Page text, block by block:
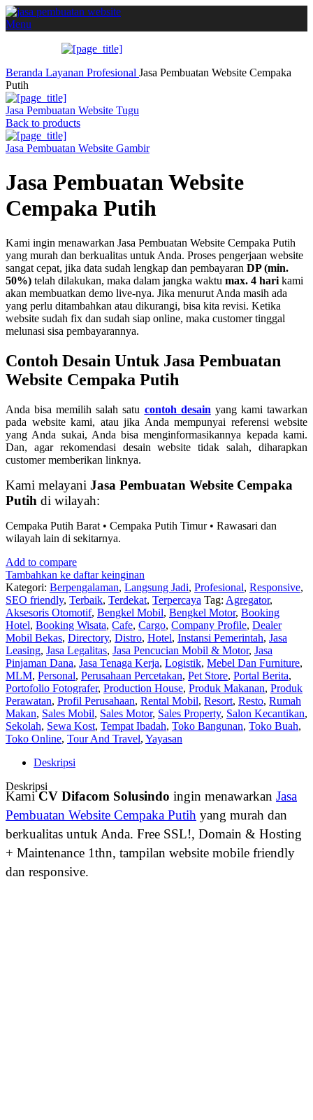
Menu
Beranda Layanan Profesional Jasa Pembuatan Website Cempaka
Putih
Jasa Pembuatan Website Tugu
Back to products
Jasa Pembuatan Website Gambir
Jasa Pembuatan Website
Cempaka Putih
Kami ingin menawarkan Jasa Pembuatan Website Cempaka Putih
yang murah dan berkualitas untuk Anda. Proses pengerjaan website
sangat cepat, jika data sudah lengkap dan pembayaran DP (min.
50%) telah dilakukan, maka dalam jangka waktu max. 4 hari kami
akan membuatkan demo live-nya. Jika menurut Anda masih ada
yang perlu ditambahkan atau dikurangi, bisa kita revisi. Ketika
website sudah fix dan sudah siap online, maka customer tinggal
melunasi sisa pembayarannya.
Contoh Desain Untuk Jasa Pembuatan
Website Cempaka Putih
Anda bisa memilih salah satu contoh desain yang kami tawarkan
pada website kami, atau jika Anda mempunyai referensi website
yang Anda sukai, Anda bisa menginformasikannya kepada kami.
Dan, agar rekomendasi desain website tidak salah, diharapkan
customer memberikan linknya.
Kami melayani Jasa Pembuatan Website Cempaka
Putih di wilayah:
Cempaka Putih Barat • Cempaka Putih Timur • Rawasari dan
wilayah lain di sekitarnya.
Add to compare
Tambahkan ke daftar keinginan
Kategori: Berpengalaman, Langsung Jadi, Profesional, Responsive,
SEO friendly, Terbaik, Terdekat, Terpercaya Tag: Agregator,
Aksesoris Otomotif, Bengkel Mobil, Bengkel Motor, Booking
Hotel, Booking Wisata, Cafe, Cargo, Company Profile, Dealer
Mobil Bekas, Directory, Distro, Hotel, Instansi Pemerintah, Jasa
Leasing, Jasa Legalitas, Jasa Pencucian Mobil & Motor, Jasa
Pinjaman Dana, Jasa Tenaga Kerja, Logistik, Mebel Dan Furniture,
MLM, Personal, Perusahaan Percetakan, Pet Store, Portal Berita,
Portofolio Fotografer, Production House, Produk Makanan, Produk
Perawatan, Profil Perusahaan, Rental Mobil, Resort, Resto, Rumah
Makan, Sales Mobil, Sales Motor, Sales Property, Salon Kecantikan,
Sekolah, Sewa Kost, Tempat Ibadah, Toko Bangunan, Toko Buah,
Toko Online, Tour And Travel, Yayasan
Deskripsi
Deskripsi
KamiCV Difacom Solusindo ingin menawarkan Jasa
Pembuatan Website Cempaka Putih yang murah dan
berkualitas untuk Anda. Free SSL!, Domain & Hosting
+ Maintenance 1thn, tampilan website mobile friendly
dan responsive.